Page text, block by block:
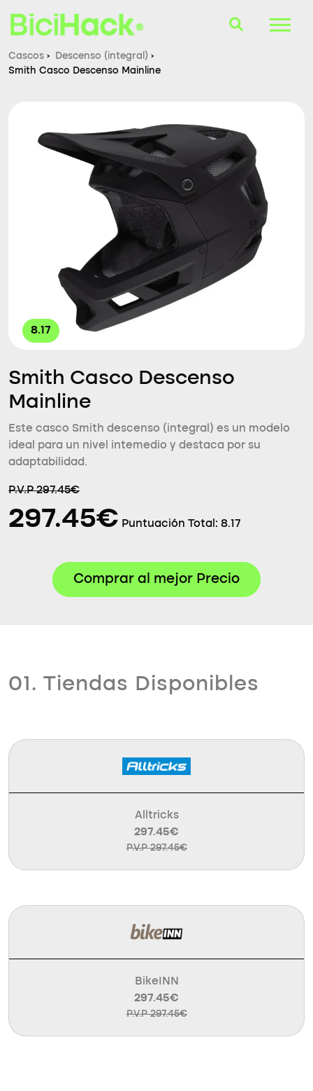
Cascos
Accesorios
Consultorio
Cascos › Descenso (integral) ›
Smith Casco Descenso Mainline
8.17
Smith Casco Descenso
Mainline
Este casco Smith descenso (integral) es un modelo
ideal para un nivel intemedio y destaca por su
adaptabilidad.
P.V.P 297.45€
297.45€ Puntuación Total: 8.17
Comprar al mejor Precio
01. Tiendas Disponibles
Alltricks
297.45€
P.V.P 297.45€
BikeINN
297.45€
P.V.P 297.45€